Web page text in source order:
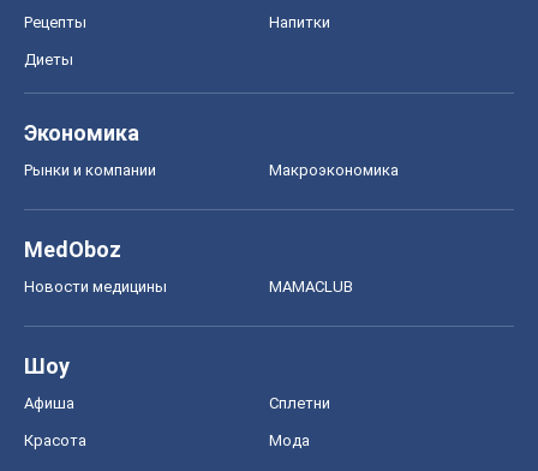
Рецепты Напитки
Диеты
Экономика
Рынки и компании Mакроэкономика
MedOboz
Новости медицины MAMACLUB
Шоу
Афиша Сплетни
Красота Мода